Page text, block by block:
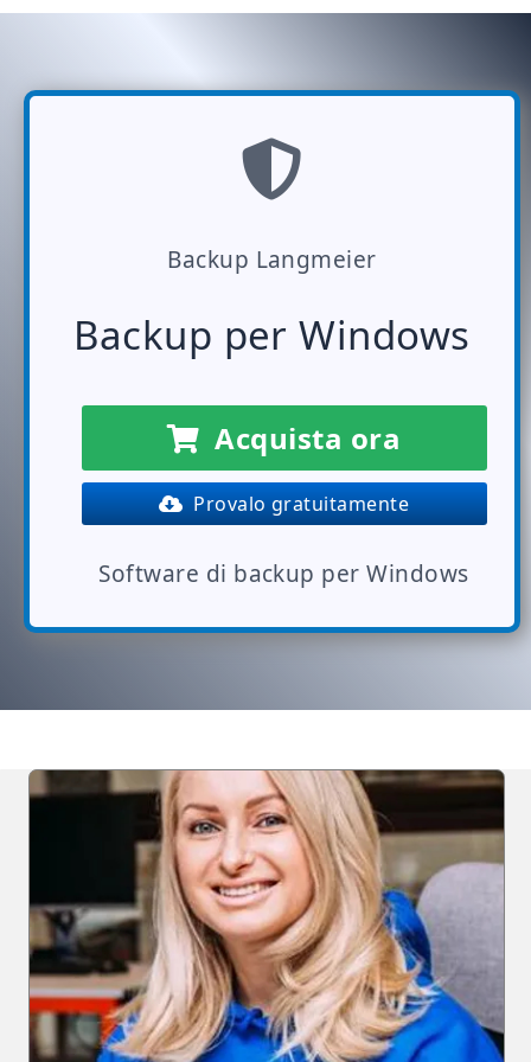
Backup Langmeier
Backup per Windows
Acquista ora
Provalo gratuitamente
Software di backup per Windows